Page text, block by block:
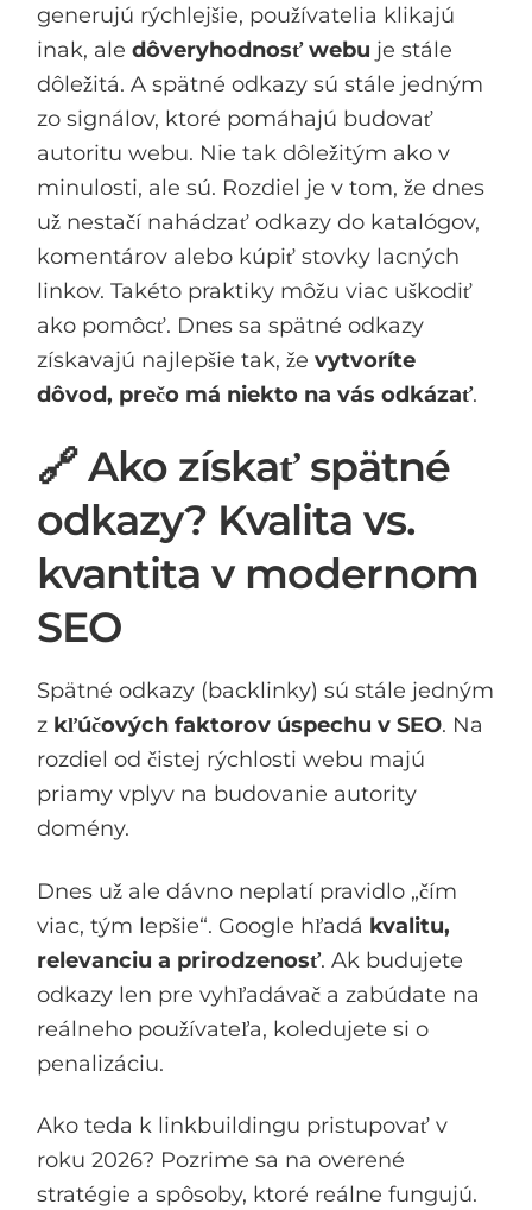
generujú rýchlejšie, používatelia klikajú
inak, aledôveryhodnosť webu je stále
dôležitá. A spätné odkazy sú stále jedným
zo signálov, ktoré pomáhajú budovať
autoritu webu. Nie tak dôležitým ako v
minulosti, ale sú. Rozdiel je v tom, že dnes
už nestačí nahádzať odkazy do katalógov,
komentárov alebo kúpiť stovky lacných
linkov. Takéto praktiky môžu viac uškodiť
ako pomôcť. Dnes sa spätné odkazy
získavajú najlepšie tak, ževytvoríte
dôvod, prečo má niekto na vás odkázať.
🔗 Ako získať spätné
odkazy? Kvalita vs.
kvantita v modernom
SEO
Spätné odkazy (backlinky) sú stále jedným
z kľúčových faktorov úspechu v SEO. Na
rozdiel od čistej rýchlosti webu majú
priamy vplyv na budovanie autority
domény.
Dnes už ale dávno neplatí pravidlo „čím
viac, tým lepšie“. Google hľadá kvalitu,
relevanciu a prirodzenosť. Ak budujete
odkazy len pre vyhľadávač a zabúdate na
reálneho používateľa, koledujete si o
penalizáciu.
Ako teda k linkbuildingu pristupovať v
roku 2026? Pozrime sa na overené
stratégie a spôsoby, ktoré reálne fungujú.